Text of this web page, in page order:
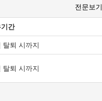
시합니다.
속적인 서비스 이용은 약관의 변경
례에 따릅니다.
전문보기
간
탈퇴 시까지
탈퇴 시까지